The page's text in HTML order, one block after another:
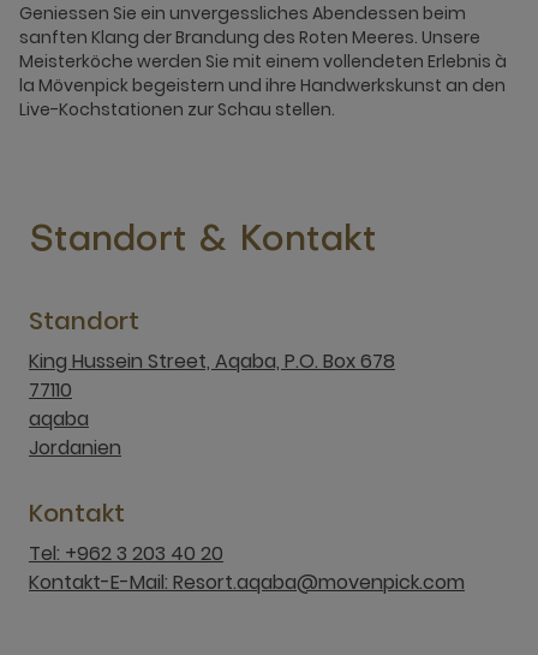
Geniessen Sie ein unvergessliches Abendessen beim
sanften Klang der Brandung des Roten Meeres. Unsere
Meisterköche werden Sie mit einem vollendeten Erlebnis à
la Mövenpick begeistern und ihre Handwerkskunst an den
Live-Kochstationen zur Schau stellen.
Standort & Kontakt
Standort
King Hussein Street, Aqaba, P.O. Box 678
77110
aqaba
Jordanien
Kontakt
Tel: +962 3 203 40 20
Kontakt-E-Mail: Resort.aqaba@movenpick.com